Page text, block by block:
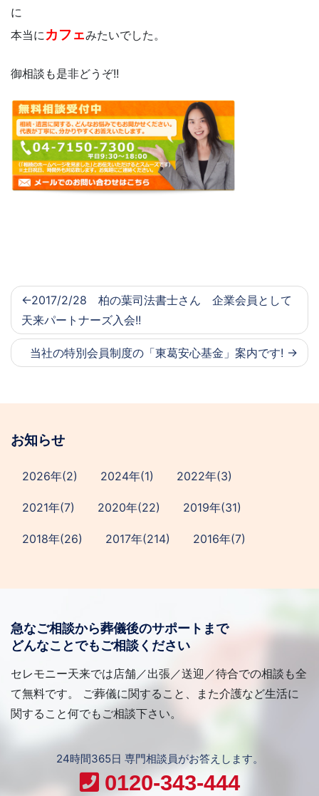
に
本当にカフェみたいでした。
御相談も是非どうぞ!!
2017/2/28 柏の葉司法書士さん 企業会員として
天来パートナーズ入会!!
当社の特別会員制度の「東葛安心基金」案内です!
お知らせ
2026年(2) 2024年(1) 2022年(3)
2021年(7) 2020年(22) 2019年(31)
2018年(26) 2017年(214) 2016年(7)
急なご相談から葬儀後のサポートまで
どんなことでもご相談ください
セレモニー天来では店舗／出張／送迎／待合での相談も全
て無料です。 ご葬儀に関すること、また介護など生活に
関すること何でもご相談下さい。
24時間365日 専門相談員がお答えします。
0120-343-444